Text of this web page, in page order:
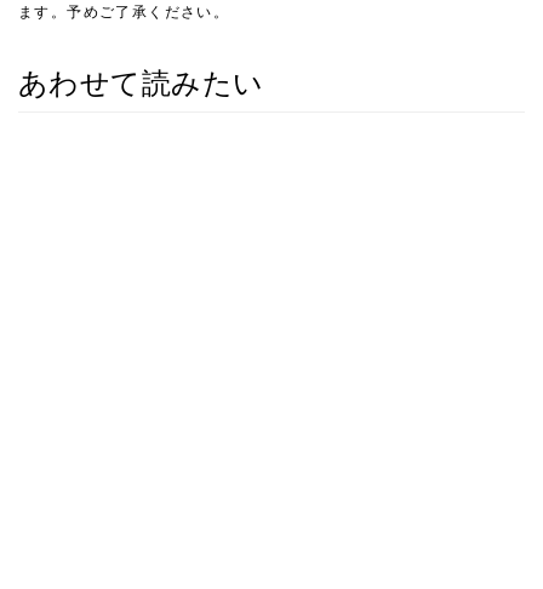
ます。予めご了承ください。
あわせて読みたい